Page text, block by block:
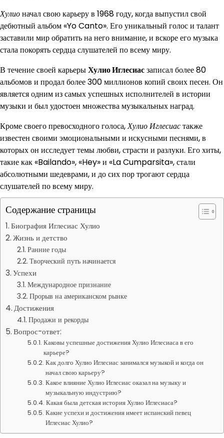
Хулионачал свою карьеру в 1968 году, когда выпустил свой
дебютный альбом «Yo Canto». Его уникальный голос и талант
заставили мир обратить на него внимание, и вскоре его музыка
стала покорять сердца слушателей по всему миру.
В течение своей карьерыХулио Иглесиасзаписал более 80
альбомов и продал более 300 миллионов копий своих песен. Он
является одним из самых успешных исполнителей в истории
музыки и был удостоен множества музыкальных наград.
Кроме своего превосходного голоса,Хулио Иглесиастакже
известен своими эмоциональными и искусными песнями, в
которых он исследует темы любви, страсти и разлуки. Его хиты,
такие как «Bailando», «Hey» и «La Cumparsita», стали
абсолютными шедеврами, и до сих пор трогают сердца
слушателей по всему миру.
Содержание страницы
Биография Иглесиас Хулио
Жизнь и детство
Ранние годы
Творческий путь начинается
Успехи
Международное признание
Прорыв на американском рынке
Достижения
Продажи и рекорды
Вопрос-ответ:
Каковы успешные достижения Хулио Иглесиаса в его
карьере?
Как долго Хулио Иглесиас занимался музыкой и когда он
начал свою карьеру?
Какое влияние Хулио Иглесиас оказал на музыку и
музыкальную индустрию?
Какая была детская история Хулио Иглесиаса?
Какие успехи и достижения имеет испанский певец
Иглесиас Хулио?